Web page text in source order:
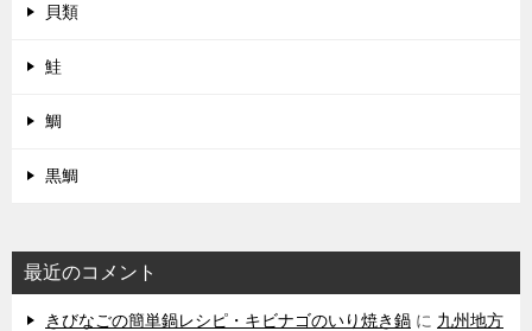
貝類
鮭
鯛
黒鯛
最近のコメント
きびなごの簡単鍋レシピ・キビナゴのいり焼き鍋 に 九州地方